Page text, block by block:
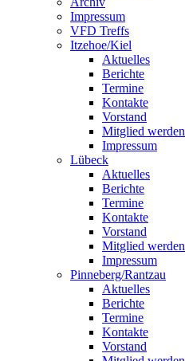
Impressum
VFD Treffs
Itzehoe/Kiel
Aktuelles
Berichte
Termine
Kontakte
Vorstand
Mitglied werden
Impressum
Lübeck
Aktuelles
Berichte
Termine
Kontakte
Vorstand
Mitglied werden
Impressum
Pinneberg/Rantzau
Aktuelles
Berichte
Termine
Kontakte
Vorstand